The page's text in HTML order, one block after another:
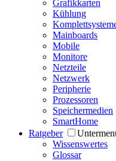
Grafikkarten
Kühlung
Mainboards
Mobile
Monitore
Netzteile
Netzwerk
Peripherie
Prozessoren
Speichermedien
SmartHome
Ratgeber
Wissenswertes
Glossar